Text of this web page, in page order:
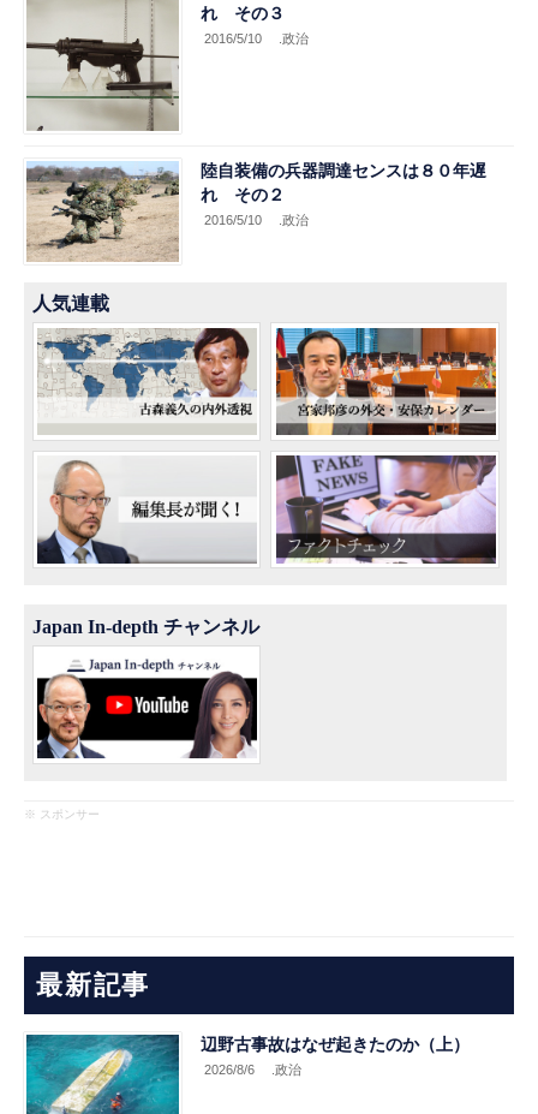
れ その３
2016/5/10 .政治
陸自装備の兵器調達センスは８０年遅
れ その２
2016/5/10 .政治
人気連載
Japan In-depth チャンネル
※ スポンサー
最新記事
辺野古事故はなぜ起きたのか（上）
2026/8/6 .政治